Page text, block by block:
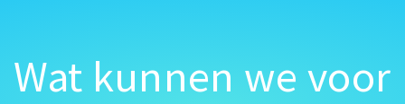
Wat kunnen we voor